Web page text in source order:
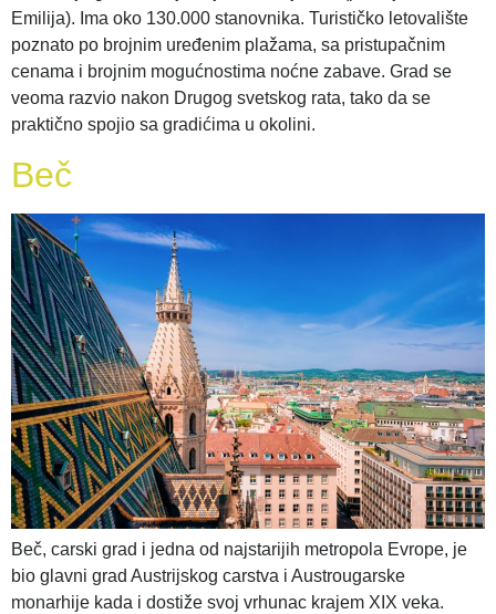
Emilija). Ima oko 130.000 stanovnika. Turističko letovalište
poznato po brojnim uređenim plažama, sa pristupačnim
cenama i brojnim mogućnostima noćne zabave. Grad se
veoma razvio nakon Drugog svetskog rata, tako da se
praktično spojio sa gradićima u okolini.
Beč
Beč, carski grad i jedna od najstarijih metropola Evrope, je
bio glavni grad Austrijskog carstva i Austrougarske
monarhije kada i dostiže svoj vrhunac krajem XIX veka.